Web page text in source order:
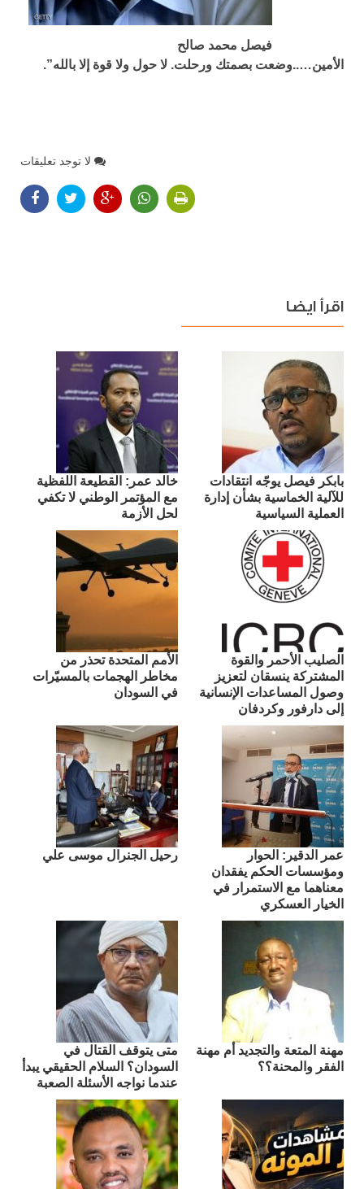
فيصل محمد صالح
الأمين…..وضعت بصمتك ورحلت. لا حول ولا قوة إلا بالله”.
لا توجد تعليقات
اقرأ ايضا
بابكر فيصل يوجّه انتقادات
للآلية الخماسية بشأن إدارة
العملية السياسية
​خالد عمر: القطيعة اللفظية
مع المؤتمر الوطني لا تكفي
لحل الأزمة
الصليب الأحمر والقوة
المشتركة ينسقان لتعزيز
وصول المساعدات الإنسانية
إلى دارفور وكردفان
الأمم المتحدة تحذر من
مخاطر الهجمات بالمسيّرات
في السودان
عمر الدقير: الحوار
ومؤسسات الحكم يفقدان
معناهما مع الاستمرار في
الخيار العسكري
رحيل الجنرال موسى علي
مهنة المتعة والتجديد أم مهنة
الفقر والمحنة؟؟
متى يتوقف القتال في
السودان؟ السلام الحقيقي يبدأ
عندما نواجه الأسئلة الصعبة